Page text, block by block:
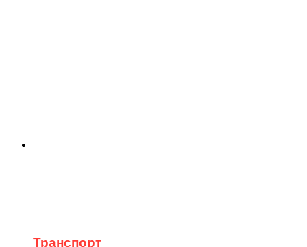
Транспорт